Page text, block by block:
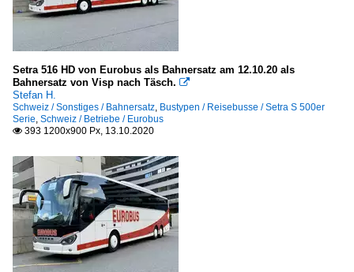
Setra 516 HD von Eurobus als Bahnersatz am 12.10.20 als
Bahnersatz von Visp nach Täsch. 
Stefan H.
Schweiz / Sonstiges / Bahnersatz, Bustypen / Reisebusse / Setra S 500er
Serie, Schweiz / Betriebe / Eurobus
 393 1200x900 Px, 13.10.2020